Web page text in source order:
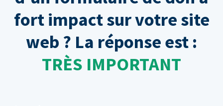
fort impact sur votre site
web ? La réponse est :
TRÈS IMPORTANT